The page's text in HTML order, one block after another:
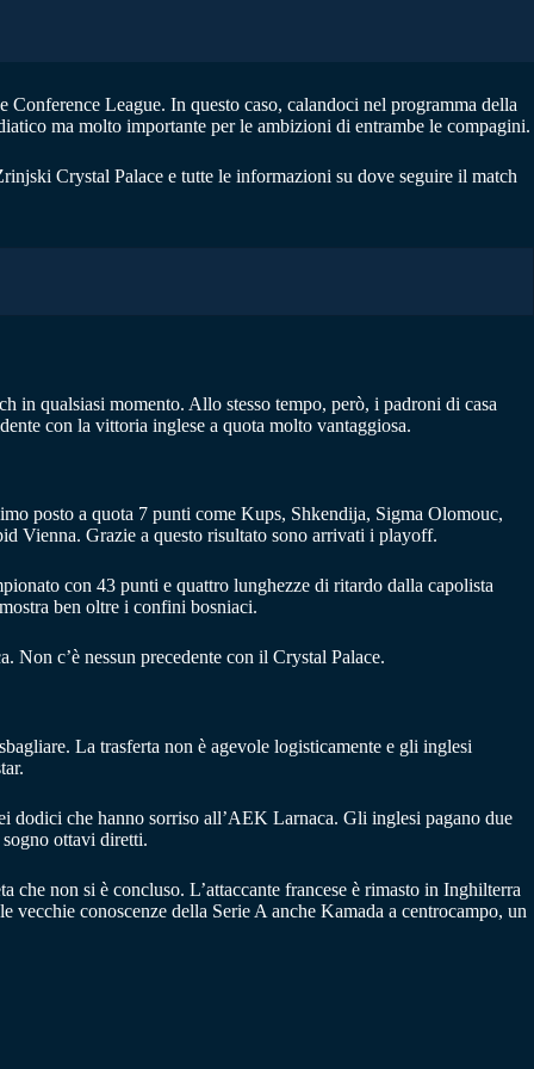
League. In questo caso, calandoci nel programma della
ma molto importante per le ambizioni di entrambe le compagini.
Crystal Palace e tutte le informazioni su dove seguire il match
in qualsiasi momento. Allo stesso tempo, però, i padroni di casa
con la vittoria inglese a quota molto vantaggiosa.
posto a quota 7 punti come Kups, Shkendija, Sigma Olomouc,
Vienna. Grazie a questo risultato sono arrivati i playoff.
con 43 punti e quattro lunghezze di ritardo dalla capolista
ben oltre i confini bosniaci.
Non c’è nessun precedente con il Crystal Palace.
La trasferta non è agevole logisticamente e gli inglesi
dodici che hanno sorriso all’AEK Larnaca. Gli inglesi pagano due
ottavi diretti.
non si è concluso. L’attaccante francese è rimasto in Inghilterra
conoscenze della Serie A anche Kamada a centrocampo, un